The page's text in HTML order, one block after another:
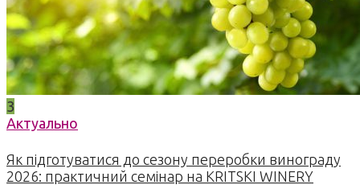
3
Актуально
Як підготуватися до сезону переробки винограду
2026: практичний семінар на KRITSKI WINERY